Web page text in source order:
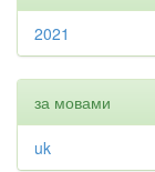
2021
за мовами
uk